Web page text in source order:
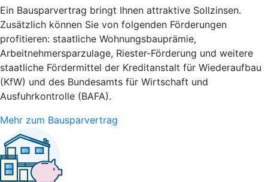
Ein Bausparvertrag bringt Ihnen attraktive Sollzinsen.
Zusätzlich können Sie von folgenden Förderungen
profitieren: staatliche Wohnungsbauprämie,
Arbeitnehmersparzulage, Riester-Förderung und weitere
staatliche Fördermittel der Kreditanstalt für Wiederaufbau
(KfW) und des Bundesamts für Wirtschaft und
Ausfuhrkontrolle (BAFA).
Mehr zum Bausparvertrag